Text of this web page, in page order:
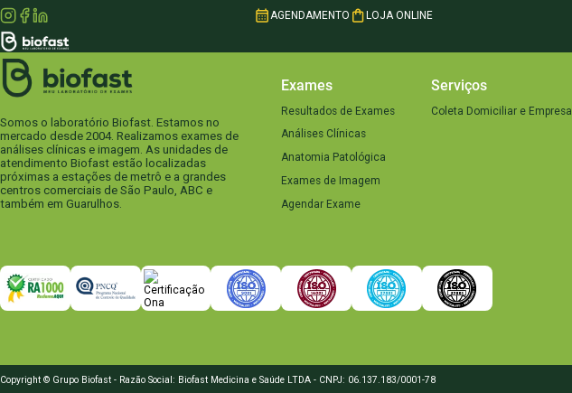
AGENDAMENTO LOJA ONLINE
Somos o laboratório Biofast. Estamos no
mercado desde 2004. Realizamos exames de
análises clínicas e imagem. As unidades de
atendimento Biofast estão localizadas
próximas a estações de metrô e a grandes
centros comerciais de São Paulo, ABC e
também em Guarulhos.
Exames
Resultados de Exames
Análises Clínicas
Anatomia Patológica
Exames de Imagem
Agendar Exame
Serviços
Coleta Domiciliar e
Copyright © Grupo Biofast - Razão Social: Biofast Medicina e Saúde LTDA - CNPJ: 06.137.183/0001-78